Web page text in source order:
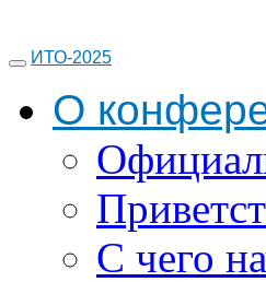
ИТО-2025
О
С чего